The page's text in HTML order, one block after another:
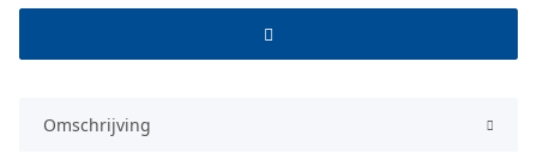
Omschrijving